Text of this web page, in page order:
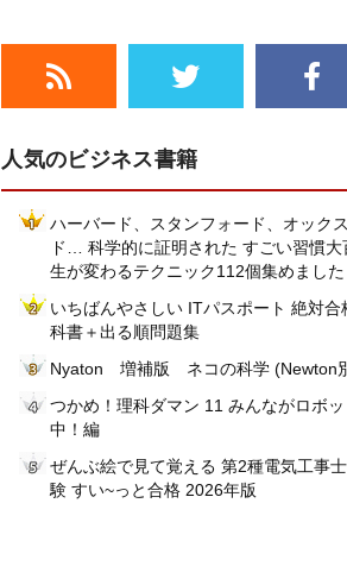
人気のビジネス書籍
ハーバード、スタンフォード、オック
ド… 科学的に証明された すごい習慣大
生が変わるテクニック112個集めました
いちばんやさしい ITパスポート 絶対合
科書＋出る順問題集
Nyaton 増補版 ネコの科学 (Newton
つかめ！理科ダマン 11 みんながロボ
中！編
ぜんぶ絵で見て覚える 第2種電気工事
験 すい~っと合格 2026年版